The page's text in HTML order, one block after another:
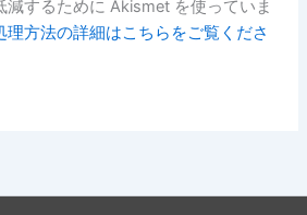
減するために Akismet を使っていま
理方法の詳細はこちらをご覧くださ